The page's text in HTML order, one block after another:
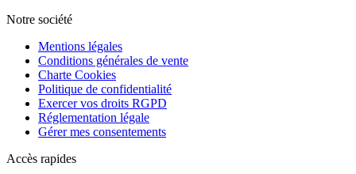
Notre société
Mentions légales
Conditions générales de vente
Charte Cookies
Politique de confidentialité
Exercer vos droits RGPD
Réglementation légale
Gérer mes consentements
Accès rapides